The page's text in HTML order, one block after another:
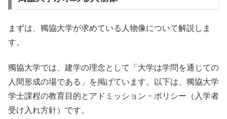
まずは、獨協大学が求めている人物像について解説しま
す。
獨協大学では、建学の理念として「大学は学問を通じての
人間形成の場である」を掲げています。以下は、獨協大学
学士課程の教育目的とアドミッション・ポリシー（入学者
受け入れ方針）です。